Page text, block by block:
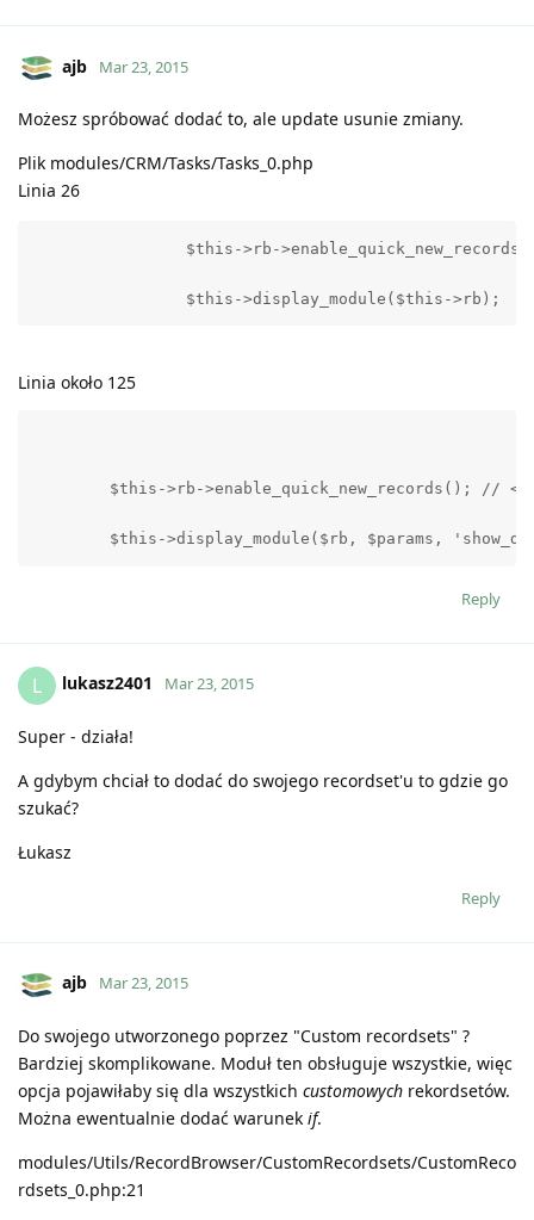
ajb Mar 23, 2015
Możesz spróbować dodać to, ale update usunie zmiany.
Plik modules/CRM/Tasks/Tasks_0.php
Linia 26
$this->rb-
		$this->display_module($this->rb);
Linia około 125
$this->rb->enable_quick_new_records(); //
$this->display_module($rb, $params,
Reply
L lukasz2401 Mar 23, 2015
Super - działa!
A gdybym chciał to dodać do swojego recordset'u to gdzie go
szukać?
Łukasz
Reply
ajb Mar 23, 2015
Do swojego utworzonego poprzez "Custom recordsets" ?
Bardziej skomplikowane. Moduł ten obsługuje wszystkie, więc
opcja pojawiłaby się dla wszystkich customowych rekordsetów.
Można ewentualnie dodać warunek if.
modules/Utils/RecordBrowser/CustomRecordsets/CustomReco
rdsets_0.php:21